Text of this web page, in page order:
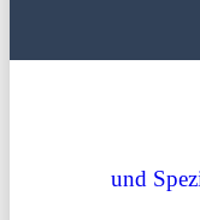
und